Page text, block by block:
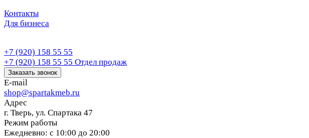
Контакты
Для бизнеса
+7 (920) 158 55 55
+7 (920) 158 55 55 Отдел продаж
Заказать звонок
E-mail
shop@spartakmeb.ru
Адрес
г. Тверь, ул. Спартака 47
Режим работы
Ежедневно: с 10:00 до 20:00